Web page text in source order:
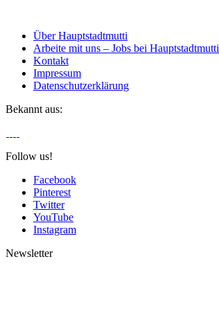
Über Hauptstadtmutti
Arbeite mit uns – Jobs bei Hauptstadtmutti
Kontakt
Impressum
Datenschutzerklärung
Bekannt aus:
Follow us!
Facebook
Pinterest
Twitter
YouTube
Instagram
Newsletter